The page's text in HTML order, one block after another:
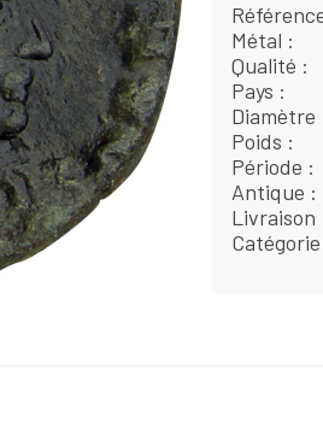
Métal
Qualité
Pays
Diamètre
Poids
Période
Antique
Livraison
Catégorie